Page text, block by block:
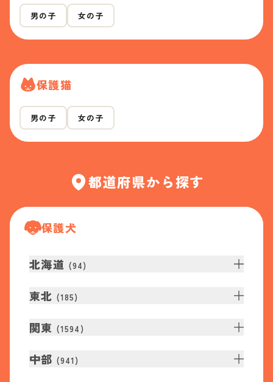
男の子 女の子
保護猫
男の子 女の子
都道府県から探す
保護犬
北海道 (94)
東北 (185)
関東 (1594 )
中部 (941 )